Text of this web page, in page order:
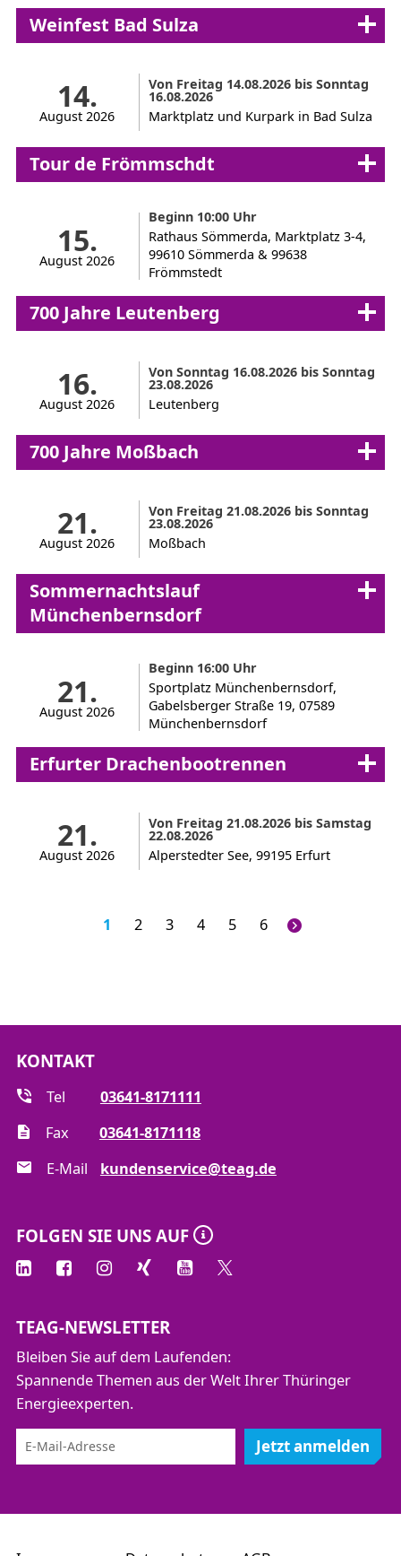
Weinfest Bad Sulza
14.
August 2026
Von Freitag 14.08.2026 bis Sonntag
16.08.2026
Marktplatz und Kurpark in Bad Sulza
Tour de Frömmschdt
15.
August 2026
Beginn 10:00 Uhr
Rathaus Sömmerda, Marktplatz 3-4,
99610 Sömmerda & 99638
Frömmstedt
700 Jahre Leutenberg
16.
August 2026
Von Sonntag 16.08.2026 bis Sonntag
23.08.2026
Leutenberg
700 Jahre Moßbach
21.
August 2026
Von Freitag 21.08.2026 bis Sonntag
23.08.2026
Moßbach
Sommernachtslauf
Münchenbernsdorf
21.
August 2026
Beginn 16:00 Uhr
Sportplatz Münchenbernsdorf,
Gabelsberger Straße 19, 07589
Münchenbernsdorf
Erfurter Drachenbootrennen
21.
August 2026
Von Freitag 21.08.2026 bis Samstag
22.08.2026
Alperstedter See, 99195 Erfurt
1 2 3 4 5 6
KONTAKT
Tel
03641-8171111
Fax
03641-8171118
E-Mail
kundenservice@teag.de
FOLGEN SIE UNS AUF
TEAG-NEWSLETTER
Bleiben Sie auf dem Laufenden:
Spannende Themen aus der Welt Ihrer Thüringer
Energieexperten.
Jetzt anmelden